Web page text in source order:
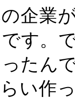
企業
す。
たん
い作